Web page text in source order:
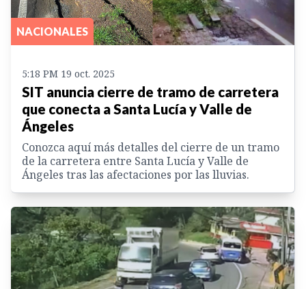
NACIONALES
5:18 PM 19 oct. 2025
SIT anuncia cierre de tramo de carretera
que conecta a Santa Lucía y Valle de
Ángeles
Conozca aquí más detalles del cierre de un tramo
de la carretera entre Santa Lucía y Valle de
Ángeles tras las afectaciones por las lluvias.